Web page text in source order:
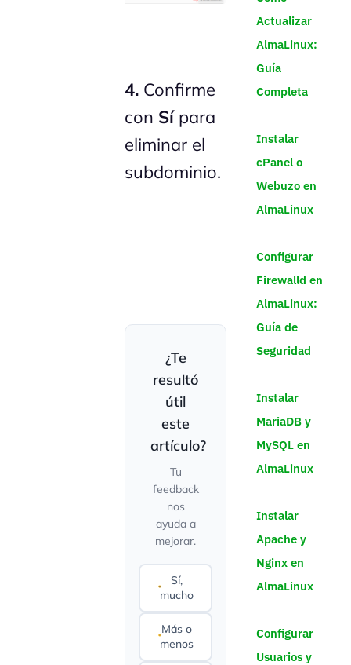
4. Confirme
con Sípara
eliminar el
subdominio.
¿Te
resultó
útil
este
artículo?
Tu
feedback
nos
ayuda a
mejorar.
Sí,
mucho
Más o
menos
Actualizar
AlmaLinux:
Guía
Completa
Instalar
cPanel o
Webuzo en
AlmaLinux
Configurar
Firewalld en
AlmaLinux:
Guía de
Seguridad
Instalar
MariaDB y
MySQL en
AlmaLinux
Instalar
Apache y
Nginx en
AlmaLinux
Configurar
Usuarios y